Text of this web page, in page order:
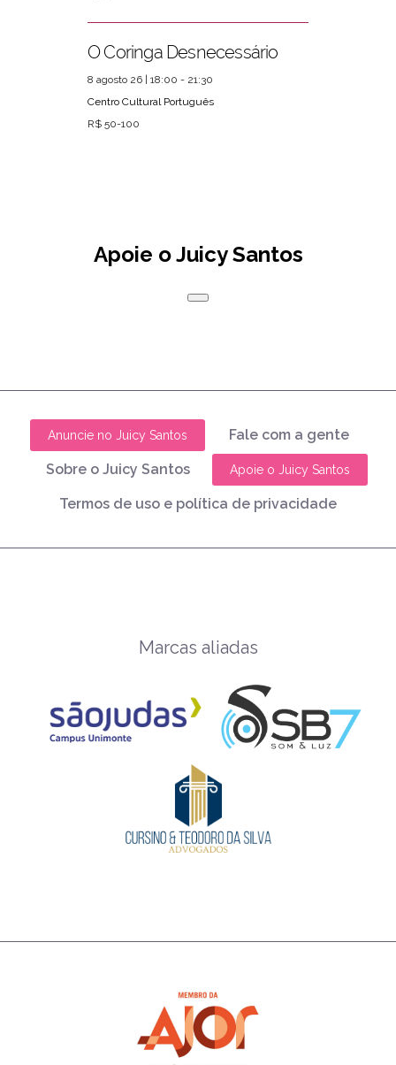
O Coringa Desnecessário
8 agosto 26 | 18:00 - 21:30
Centro Cultural Português
R$ 50-100
Apoie o Juicy Santos
Anuncie no Juicy Santos Fale com a gente
Sobre o Juicy Santos Apoie o Juicy Santos
Termos de uso e política de privacidade
Marcas aliadas